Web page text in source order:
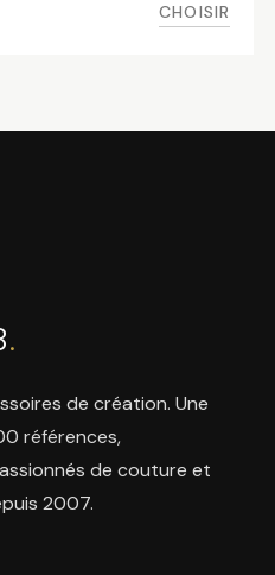
CHOISIR
.
de création. Une
références,
de couture et
2007.